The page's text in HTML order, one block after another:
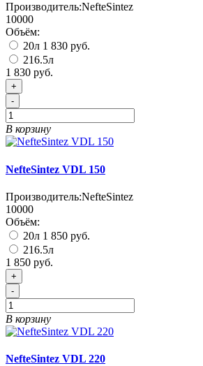
Производитель:NefteSintez
10000
Объём:
20л 1 830 руб.
216.5л
1 830 руб.
+
-
В корзину
NefteSintez VDL 150
Производитель:NefteSintez
10000
Объём:
20л 1 850 руб.
216.5л
1 850 руб.
+
-
В корзину
NefteSintez VDL 220